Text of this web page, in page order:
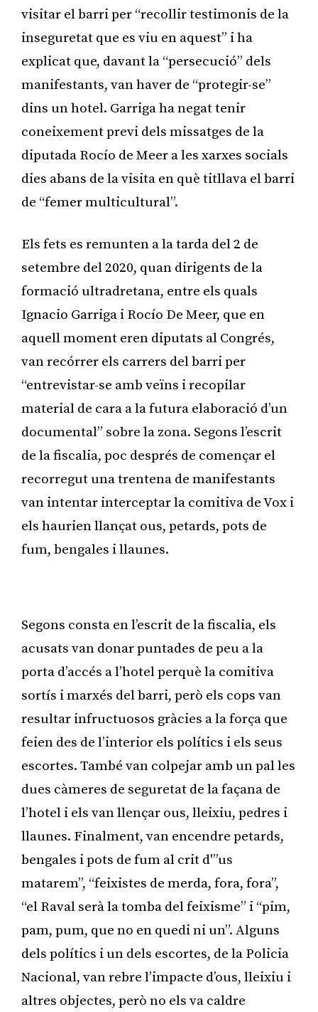
visitar el barri per “recollir testimonis de la
inseguretat que es viu en aquest” i ha
explicat que, davant la “persecució” dels
manifestants, van haver de “protegir-se”
dins un hotel. Garriga ha negat tenir
coneixement previ dels missatges de la
diputada Rocío de Meer a les xarxes socials
dies abans de la visita en què titllava el barri
de “femer multicultural”.
Els fets es remunten a la tarda del 2 de
setembre del 2020, quan dirigents de la
formació ultradretana, entre els quals
Ignacio Garriga i Rocío De Meer, que en
aquell moment eren diputats al Congrés,
van recórrer els carrers del barri per
“entrevistar-se amb veïns i recopilar
material de cara a la futura elaboració d’un
documental” sobre la zona. Segons l’escrit
de la fiscalia, poc després de començar el
recorregut una trentena de manifestants
van intentar interceptar la comitiva de Vox i
els haurien llançat ous, petards, pots de
fum, bengales i llaunes.
Segons consta en l’escrit de la fiscalia, els
acusats van donar puntades de peu a la
porta d’accés a l’hotel perquè la comitiva
sortís i marxés del barri, però els cops van
resultar infructuosos gràcies a la força que
feien des de l’interior els polítics i els seus
escortes. També van colpejar amb un pal les
dues càmeres de seguretat de la façana de
l’hotel i els van llençar ous, lleixiu, pedres i
llaunes. Finalment, van encendre petards,
bengales i pots de fum al crit d'”us
matarem”, “feixistes de merda, fora, fora”,
“el Raval serà la tomba del feixisme” i “pim,
pam, pum, que no en quedi ni un”. Alguns
dels polítics i un dels escortes, de la Policia
Nacional, van rebre l’impacte d’ous, lleixiu i
altres objectes, però no els va caldre